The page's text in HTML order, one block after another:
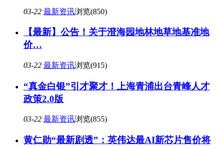
03-22 最新资讯浏览(850)
【最新】公告！关于澄海园地林地草地基准地
价…
03-22 最新资讯浏览(915)
“真金白银”引才聚才！上海青浦出台青峰人才
政策2.0版
03-22 最新资讯浏览(855)
黄仁勋“最新剧透”：英伟达最AI新芯片售价将